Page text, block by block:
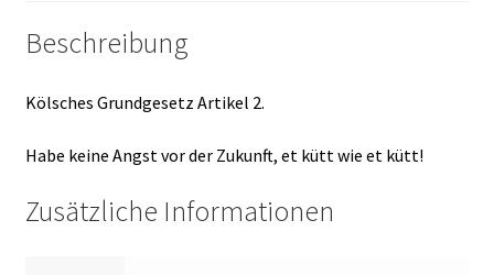
Beschreibung
Kölsches Grundgesetz Artikel 2.
Habe keine Angst vor der Zukunft, et kütt wie et kütt!
Zusätzliche Informationen